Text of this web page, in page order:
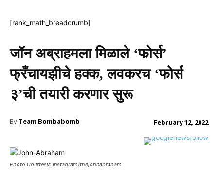
[rank_math_breadcrumb]
जॉन अब्राहमला मिळाले ‘फोर्स’
फ्रँचायझीचे हक्क, लवकरच ‘फोर्स
३’ची तयारी करणार सुरू
By Team Bombabomb February 12, 2022
Photo Courtesy: Instagram/thejohnabraham